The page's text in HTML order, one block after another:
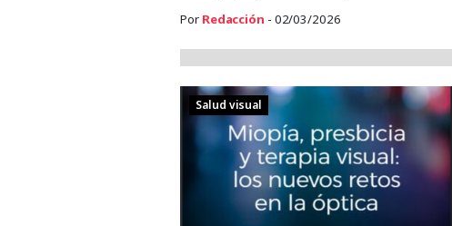
Por Redacción - 02/03/2026
Salud visual